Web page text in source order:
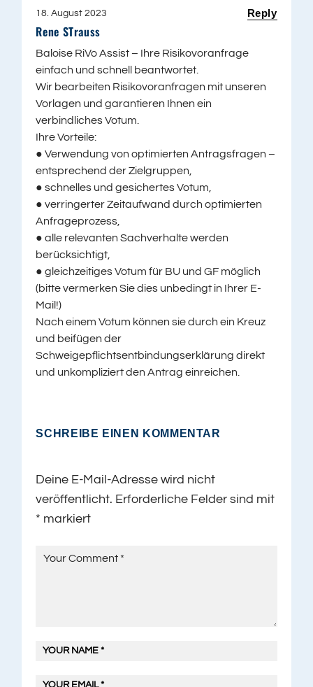
18. August 2023
Rene STrauss
Baloise RiVo Assist – Ihre Risikovoranfrage
einfach und schnell beantwortet.
Wir bearbeiten Risikovoranfragen mit unseren
Vorlagen und garantieren Ihnen ein
verbindliches Votum.
Ihre Vorteile:
● Verwendung von optimierten Antragsfragen –
entsprechend der Zielgruppen,
● schnelles und gesichertes Votum,
● verringerter Zeitaufwand durch optimierten
Anfrageprozess,
● alle relevanten Sachverhalte werden
berücksichtigt,
● gleichzeitiges Votum für BU und GF möglich
(bitte vermerken Sie dies unbedingt in Ihrer E-
Mail!)
Nach einem Votum können sie durch ein Kreuz
und beifügen der
Schweigepflichtsentbindungserklärung direkt
und unkompliziert den Antrag einreichen.
Reply
SCHREIBE EINEN KOMMENTAR
Deine E-Mail-Adresse wird nicht
veröffentlicht. Erforderliche Felder sind mit
* markiert